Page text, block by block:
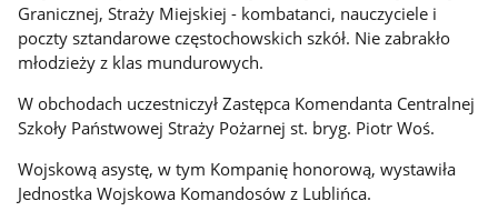
Granicznej, Straży Miejskiej - kombatanci, nauczyciele i
poczty sztandarowe częstochowskich szkół. Nie zabrakło
młodzieży z klas mundurowych.
W obchodach uczestniczył Zastępca Komendanta Centralnej
Szkoły Państwowej Straży Pożarnej st. bryg. Piotr Woś.
Wojskową asystę, w tym Kompanię honorową, wystawiła
Jednostka Wojskowa Komandosów z Lublińca.